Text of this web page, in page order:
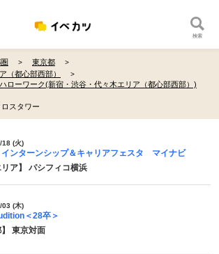
検索
東京都
（都心部西部）
ーワーク(新宿・渋谷・代々木エリア（都心部西部）)
スタワー
18 (火)
インターンシップ＆キャリアフェスタ マイナビ
リア】 パシフィコ横浜
03 (木)
＜28卒＞
】 東京対面